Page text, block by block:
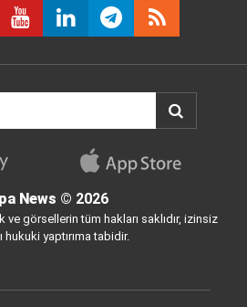
News © 2026
ve görsellerin tüm hakları saklıdır, izinsiz
hukuki yaptırıma tabidir.